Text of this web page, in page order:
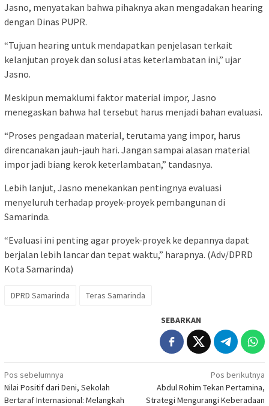
Jasno, menyatakan bahwa pihaknya akan mengadakan hearing
dengan Dinas PUPR.
“Tujuan hearing untuk mendapatkan penjelasan terkait
kelanjutan proyek dan solusi atas keterlambatan ini,” ujar
Jasno.
Meskipun memaklumi faktor material impor, Jasno
menegaskan bahwa hal tersebut harus menjadi bahan evaluasi.
“Proses pengadaan material, terutama yang impor, harus
direncanakan jauh-jauh hari. Jangan sampai alasan material
impor jadi biang kerok keterlambatan,” tandasnya.
Lebih lanjut, Jasno menekankan pentingnya evaluasi
menyeluruh terhadap proyek-proyek pembangunan di
Samarinda.
“Evaluasi ini penting agar proyek-proyek ke depannya dapat
berjalan lebih lancar dan tepat waktu,” harapnya. (Adv/DPRD
Kota Samarinda)
DPRD Samarinda Teras Samarinda
SEBARKAN
Navigasi
pos
Pos sebelumnya
Nilai Positif dari Deni, Sekolah
Bertaraf Internasional: Melangkah
Pos berikutnya
Abdul Rohim Tekan Pertamina,
Strategi Mengurangi Keberadaan